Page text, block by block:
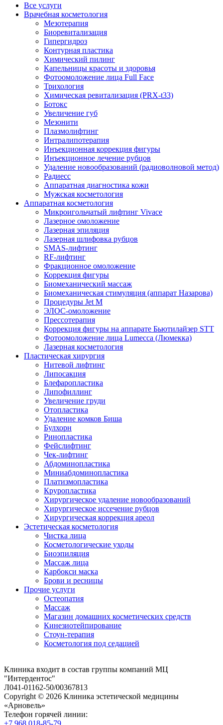
Все услуги
Врачебная косметология
Мезотерапия
Биоревитализация
Гипергидроз
Контурная пластика
Химический пилинг
Капельницы красоты и здоровья
Фотоомоложение лица Full Face
Трихология
Химическая ревитализация (PRX-t33)
Ботокс
Увеличение губ
Мезонити
Плазмолифтинг
Интралипотерапия
Инъекционная коррекция фигуры
Инъекционное лечение рубцов
Удаление новообразований (радиоволновой метод)
Радиесс
Аппаратная диагностика кожи
Мужская косметология
Аппаратная косметология
Микроигольчатый лифтинг Vivace
Лазерное омоложение
Лазерная эпиляция
Лазерная шлифовка рубцов
SMAS-лифтинг
RF-лифтинг
Фракционное омоложение
Коррекция фигуры
Биомеханический массаж
Биомеханическая стимуляция (аппарат Назарова)
Процедуры Jet M
ЭЛОС-омоложение
Прессотерапия
Коррекция фигуры на аппарате Бьютилайзер STT
Фотоомоложение лица Lumecca (Люмекка)
Лазерная косметология
Пластическая хирургия
Нитевой лифтинг
Липосакция
Блефаропластика
Липофиллинг
Увеличение груди
Отопластика
Удаление комков Биша
Булхорн
Ринопластика
Фейслифтинг
Чек-лифтинг
Абдоминопластика
Миниабдоминопластика
Платизмопластика
Круропластика
Хирургическое удаление новообразований
Хирургическое иссечение рубцов
Хирургическая коррекция ареол
Эстетическая косметология
Чистка лица
Косметологические уходы
Биоэпиляция
Массаж лица
Карбокси маска
Брови и ресницы
Прочие услуги
Остеопатия
Массаж
Магазин домашних косметических средств
Кинезиотейпирование
Стоун-терапия
Косметология под седацией
Клиника входит в состав группы компаний МЦ
"Интердентос"
Л041-01162-50/00367813
Copyright © 2026 Клиника эстетической медицины
«Арновель»
Телефон горячей линии:
+7 968 018-85-79